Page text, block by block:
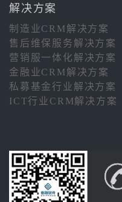
解决方案
制造业CRM解决方案
售后维保服务解决方案
营销服一体化解决方案
金融业CRM解决方案
私募基金行业解决方案
ICT行业CRM解决方案